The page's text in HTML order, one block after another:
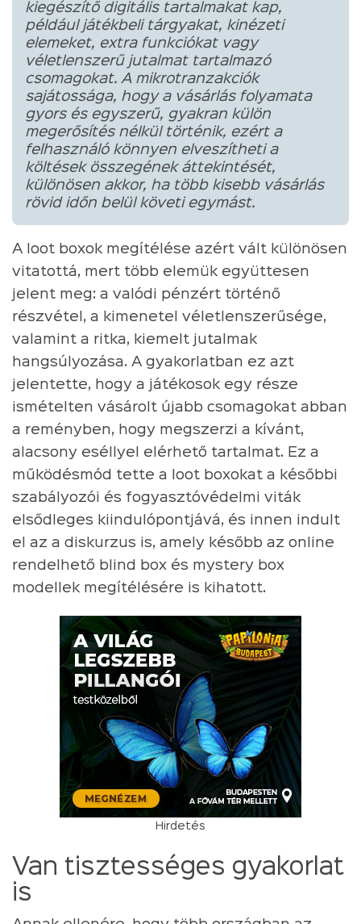
kiegészítő digitális tartalmakat kap,
például játékbeli tárgyakat, kinézeti
elemeket, extra funkciókat vagy
véletlenszerű jutalmat tartalmazó
csomagokat. A mikrotranzakciók
sajátossága, hogy a vásárlás folyamata
gyors és egyszerű, gyakran külön
megerősítés nélkül történik, ezért a
felhasználó könnyen elveszítheti a
költések összegének áttekintését,
különösen akkor, ha több kisebb vásárlás
rövid időn belül követi egymást.
A loot boxok megítélése azért vált különösen
vitatottá, mert több elemük együttesen
jelent meg: a valódi pénzért történő
részvétel, a kimenetel véletlenszerűsége,
valamint a ritka, kiemelt jutalmak
hangsúlyozása. A gyakorlatban ez azt
jelentette, hogy a játékosok egy része
ismételten vásárolt újabb csomagokat abban
a reményben, hogy megszerzi a kívánt,
alacsony eséllyel elérhető tartalmat. Ez a
működésmód tette a loot boxokat a későbbi
szabályozói és fogyasztóvédelmi viták
elsődleges kiindulópontjává, és innen indult
el az a diskurzus is, amely később az online
rendelhető blind box és mystery box
modellek megítélésére is kihatott.
Hirdetés
Van tisztességes gyakorlat
is